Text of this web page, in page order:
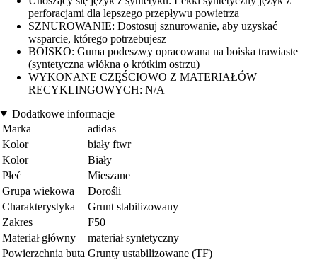
perforacjami dla lepszego przepływu powietrza
SZNUROWANIE: Dostosuj sznurowanie, aby uzyskać
wsparcie, którego potrzebujesz
BOISKO: Guma podeszwy opracowana na boiska trawiaste
(syntetyczna włókna o krótkim ostrzu)
WYKONANE CZĘŚCIOWO Z MATERIAŁÓW
RECYKLINGOWYCH: N/A
Dodatkowe informacje
Marka
adidas
Kolor
biały ftwr
Kolor
Biały
Płeć
Mieszane
Grupa wiekowa
Dorośli
Charakterystyka
Grunt stabilizowany
Zakres
F50
Materiał główny
materiał syntetyczny
Powierzchnia buta Grunty ustabilizowane (TF)